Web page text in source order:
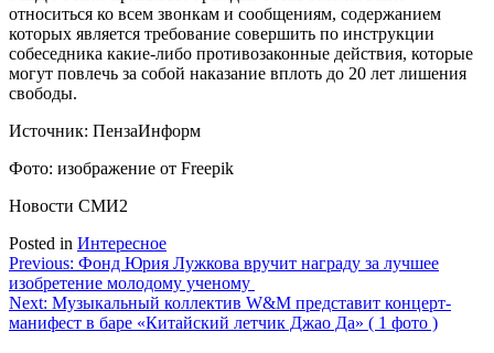
относиться ко всем звонкам и сообщениям, содержанием
которых является требование совершить по инструкции
собеседника какие-либо противозаконные действия, которые
могут повлечь за собой наказание вплоть до 20 лет лишения
свободы.
Источник: ПензаИнформ
Фото: изображение от Freepik
Новости СМИ2
Posted in Интересное
Навигация
по
записям
Previous: Фонд Юрия Лужкова вручит награду за лучшее
изобретение молодому ученому
Next: Музыкальный коллектив W&M представит концерт-
манифест в баре «Китайский летчик Джао Да» ( 1 фото )